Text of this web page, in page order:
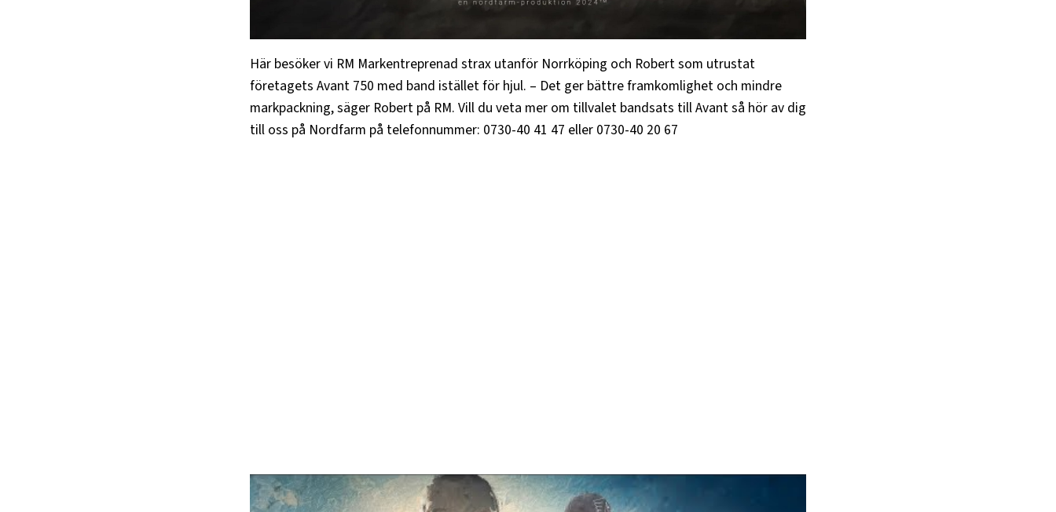
Här besöker vi RM Markentreprenad strax utanför Norrköping och Robert som utrustat
företagets Avant 750 med band istället för hjul. – Det ger bättre framkomlighet och mindre
markpackning, säger Robert på RM. Vill du veta mer om tillvalet bandsats till Avant så hör av dig
till oss på Nordfarm på telefonnummer: 0730-40 41 47 eller 0730-40 20 67